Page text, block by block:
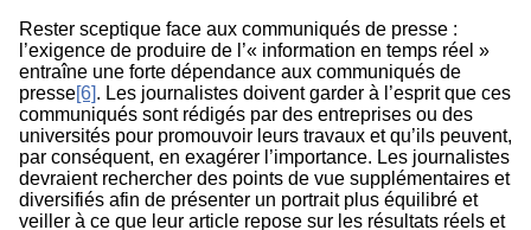
Rester sceptique face aux communiqués de presse :
l’exigence de produire de l’« information en temps réel »
entraîne une forte dépendance aux communiqués de
presse[6]. Les journalistes doivent garder à l’esprit que ces
communiqués sont rédigés par des entreprises ou des
universités pour promouvoir leurs travaux et qu’ils peuvent,
par conséquent, en exagérer l’importance. Les journalistes
devraient rechercher des points de vue supplémentaires et
diversifiés afin de présenter un portrait plus équilibré et
veiller à ce que leur article repose sur les résultats réels et